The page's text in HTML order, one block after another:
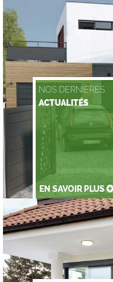
NOS DERNIÈRES
ACTUALITÉS
EN SAVOIR PLUS